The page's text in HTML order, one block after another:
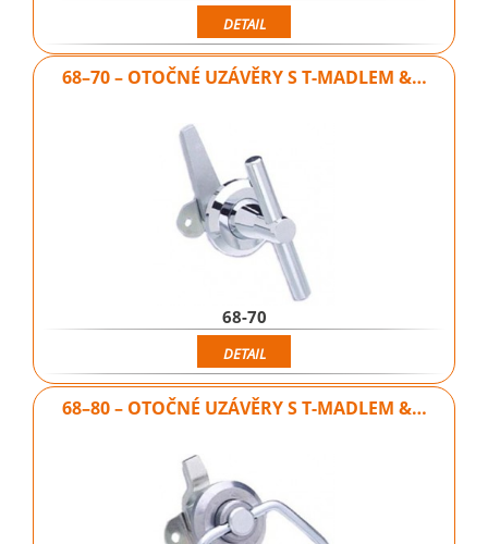
DETAIL
68–70 – OTOČNÉ UZÁVĚRY S T-MADLEM &…
68-70
DETAIL
68–80 – OTOČNÉ UZÁVĚRY S T-MADLEM &…